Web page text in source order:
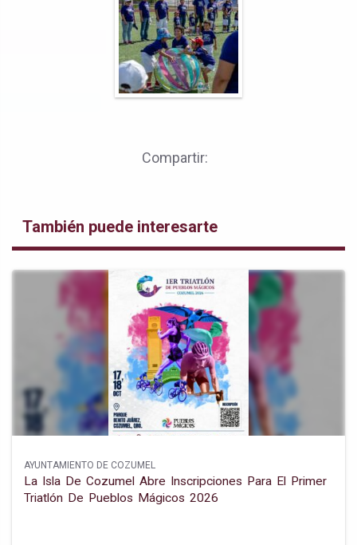
Compartir:
También puede interesarte
AYUNTAMIENTO DE COZUMEL
La Isla De Cozumel Abre Inscripciones Para El Primer
Triatlón De Pueblos Mágicos 2026